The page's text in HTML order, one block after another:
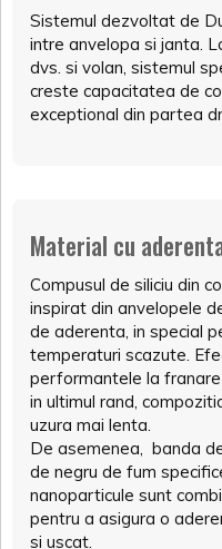
Sistemul dezvoltat de
intre anvelopa si janta.
dvs. si volan, sistemul
creste capacitatea de
exceptional din partea
Material cu
Compusul de siliciu din
inspirat din anvelopele
de aderenta, in special
temperaturi scazute.
performantele la
in ultimul rand,
uzura mai lenta.
De asemenea, banda
de negru de fum
nanoparticule sunt
pentru a asigura o
si uscat.